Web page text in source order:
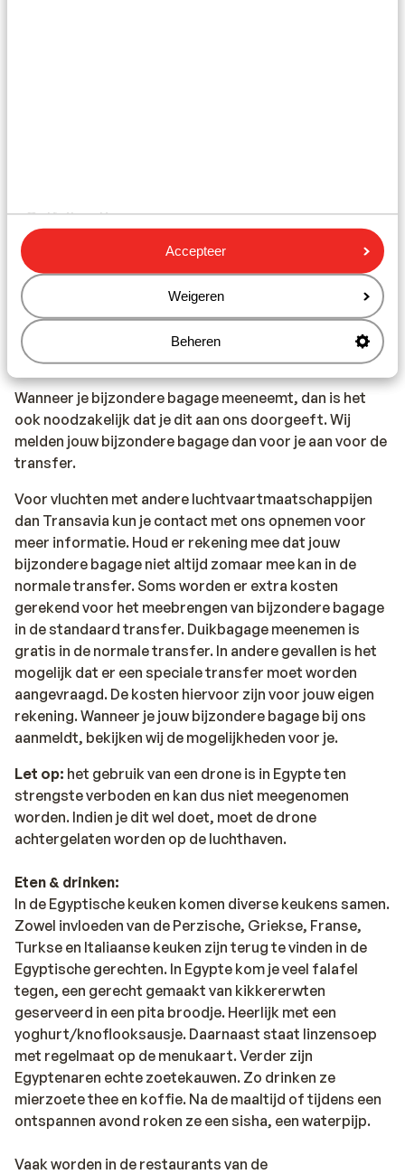
Accepteer
Weigeren
Beheren
• Golfuitrusting
• Kite, waveboard of wakeboard
• Muziekinstrumenten
• Surfplank
• Visuitrusting
Wanneer je bijzondere bagage meeneemt, dan is het
ook noodzakelijk dat je dit aan ons doorgeeft. Wij
melden jouw bijzondere bagage dan voor je aan voor de
transfer.
Voor vluchten met andere luchtvaartmaatschappijen
dan Transavia kun je contact met ons opnemen voor
meer informatie. Houd er rekening mee dat jouw
bijzondere bagage niet altijd zomaar mee kan in de
normale transfer. Soms worden er extra kosten
gerekend voor het meebrengen van bijzondere bagage
in de standaard transfer. Duikbagage meenemen is
gratis in de normale transfer. In andere gevallen is het
mogelijk dat er een speciale transfer moet worden
aangevraagd. De kosten hiervoor zijn voor jouw eigen
rekening. Wanneer je jouw bijzondere bagage bij ons
aanmeldt, bekijken wij de mogelijkheden voor je.
Let op: het gebruik van een drone is in Egypte ten
strengste verboden en kan dus niet meegenomen
worden. Indien je dit wel doet, moet de drone
achtergelaten worden op de luchthaven.
Eten & drinken:
In de Egyptische keuken komen diverse keukens samen.
Zowel invloeden van de Perzische, Griekse, Franse,
Turkse en Italiaanse keuken zijn terug te vinden in de
Egyptische gerechten. In Egypte kom je veel falafel
tegen, een gerecht gemaakt van kikkererwten
geserveerd in een pita broodje. Heerlijk met een
yoghurt/knoflooksausje. Daarnaast staat linzensoep
met regelmaat op de menukaart. Verder zijn
Egyptenaren echte zoetekauwen. Zo drinken ze
mierzoete thee en koffie. Na de maaltijd of tijdens een
ontspannen avond roken ze een sisha, een waterpijp.
Vaak worden in de restaurants van de